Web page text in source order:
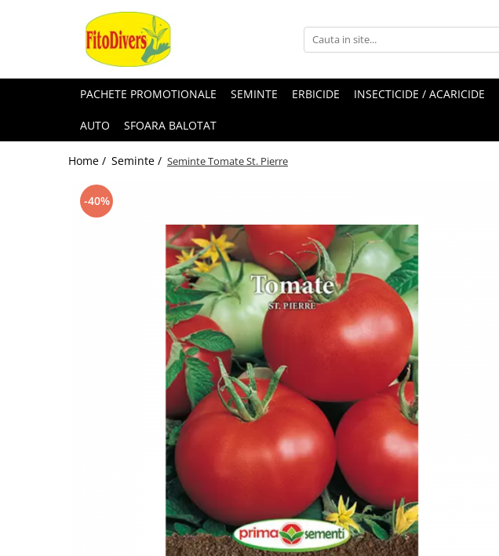
PACHETE PROMOTIONALE SEMINTE ERBICIDE INSECTICIDE / ACARICIDE
AUTO SFOARA BALOTAT
Home / Seminte / Seminte Tomate St. Pierre
-40%